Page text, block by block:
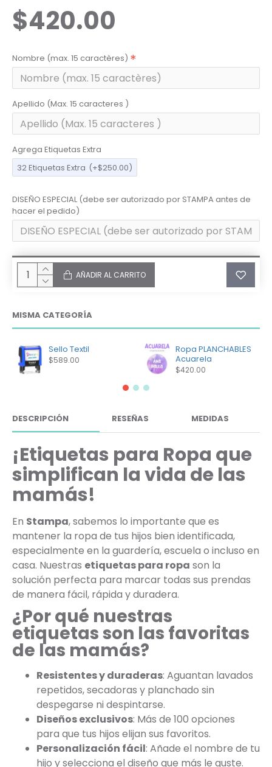
$420.00
Nombre (max. 15 caractères)
Apellido (Max. 15 caracteres )
Agrega Etiquetas Extra
32 Etiquetas Extra (+$250.00)
DISEÑO ESPECIAL (debe ser autorizado por STAMPA antes de
hacer el pedido)
AÑADIR AL CARRITO
MISMA CATEGORÍA
Sello Textil
$589.00
Ropa PLANCHABLES
Acuarela
$420.00
DESCRIPCIÓN RESEÑAS MEDIDAS
¡Etiquetas para Ropa que
simplifican la vida de las
mamás!
En Stampa, sabemos lo importante que es
mantener la ropa de tus hijos bien identificada,
especialmente en la guardería, escuela o incluso en
casa. Nuestras etiquetas para ropa son la
solución perfecta para marcar todas sus prendas
de manera fácil, rápida y duradera.
¿Por qué nuestras
etiquetas son las favoritas
de las mamás?
Resistentes y duraderas: Aguantan lavados
repetidos, secadoras y planchado sin
despegarse ni despintarse.
Diseños exclusivos: Más de 100 opciones
para que tus hijos elijan sus favoritos.
Personalización fácil: Añade el nombre de tu
hijo y selecciona el diseño que más le guste.